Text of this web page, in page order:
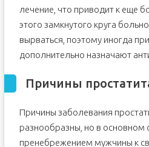
лечение, что приводит к еще
этого замкнутого круга
вырваться, поэтому иногда
дополнительно назначают
Причины
Причины заболевания
разнообразны, но в основном
пренебрежением мужчины к